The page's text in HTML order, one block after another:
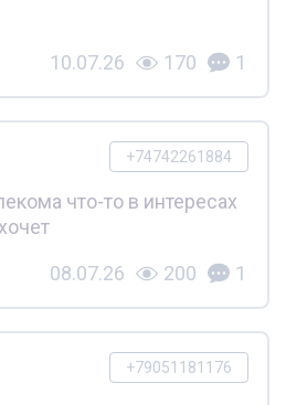
10.07.26 170 1
+74742261884
что-то в интересах
08.07.26 200 1
+79051181176